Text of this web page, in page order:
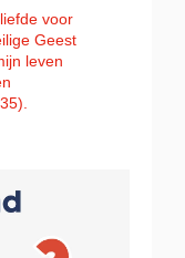
voor
Geest
leven